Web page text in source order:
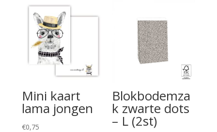
Mini kaart
lama jongen
€0,75
Blokbodemza
k zwarte dots
– L (2st)